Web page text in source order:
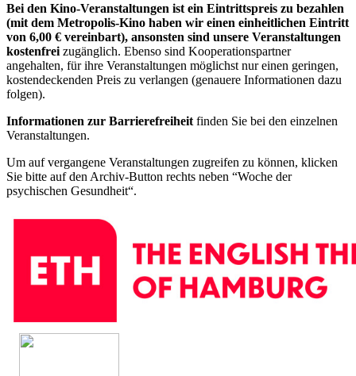
Bei den Kino-Veranstaltungen ist ein Eintrittspreis zu bezahlen
(mit dem Metropolis-Kino haben wir einen einheitlichen Eintritt
von 6,00 € vereinbart), ansonsten sind unsere Veranstaltungen
kostenfrei zugänglich. Ebenso sind Kooperationspartner
angehalten, für ihre Veranstaltungen möglichst nur einen geringen,
kostendeckenden Preis zu verlangen (genauere Informationen dazu
folgen).
Informationen zur Barrierefreiheit finden Sie bei den einzelnen
Veranstaltungen.
Um auf vergangene Veranstaltungen zugreifen zu können, klicken
Sie bitte auf den Archiv-Button rechts neben “Woche der
psychischen Gesundheit“.